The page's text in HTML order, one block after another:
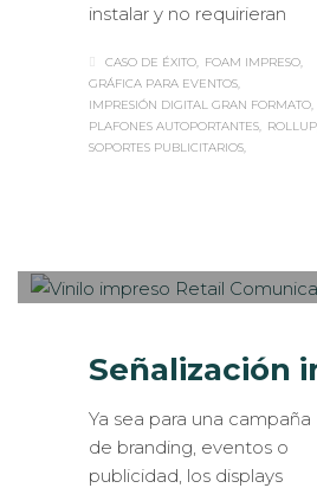
instalar y no requirieran
CASO DE ÉXITO
FOAM IMPRESO
GRÁFICA PARA EVENTOS
IMPRESIÓN DIGITAL GRAN FORMATO
PLAFONES AUTOPORTANTES
ROLLUP
SOPORTES PUBLICITARIOS
Señalización
Ya sea para una campaña
de branding, eventos o
publicidad, los displays